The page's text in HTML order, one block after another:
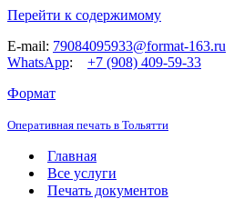
Перейти к содержимому
E-mail: 79084095933@format-163.ru
WhatsApp: +7 (908) 409-59-33
Формат
Оперативная печать в Тольятти
Главная
Все услуги
Печать документов